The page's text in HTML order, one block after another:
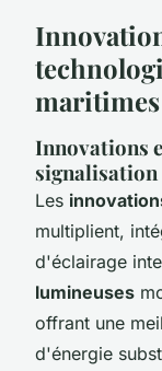
maritimes
Innovations
signalisation
Les
multiplient,
d'éclairage
lumineuses
offrant une
d'énergie